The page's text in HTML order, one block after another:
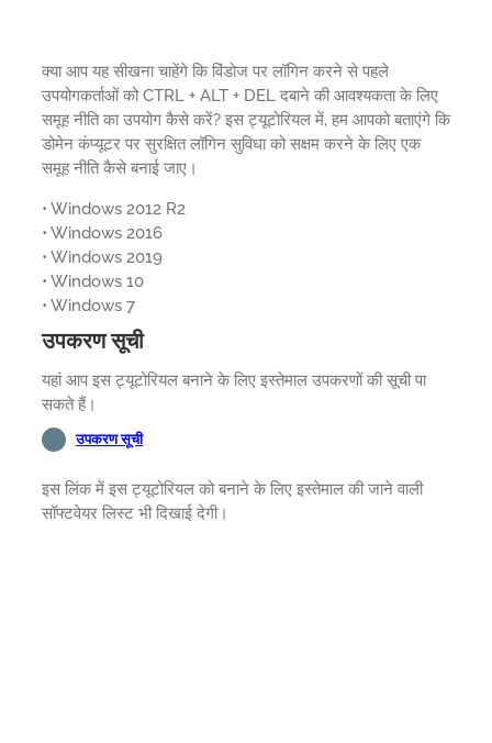
क्या आप यह सीखना चाहेंगे कि विंडोज पर लॉगिन करने से पहले
उपयोगकर्ताओं को CTRL + ALT + DEL दबाने की आवश्यकता के लिए
समूह नीति का उपयोग कैसे करें? इस ट्यूटोरियल में, हम आपको बताएंगे कि
डोमेन कंप्यूटर पर सुरक्षित लॉगिन सुविधा को सक्षम करने के लिए एक
समूह नीति कैसे बनाई जाए।
• Windows 2012 R2
• Windows 2016
• Windows 2019
• Windows 10
• Windows 7
उपकरण सूची
यहां आप इस ट्यूटोरियल बनाने के लिए इस्तेमाल उपकरणों की सूची पा
सकते हैं।
उपकरण सूची
इस लिंक में इस ट्यूटोरियल को बनाने के लिए इस्तेमाल की जाने वाली
सॉफ्टवेयर लिस्ट भी दिखाई देगी।